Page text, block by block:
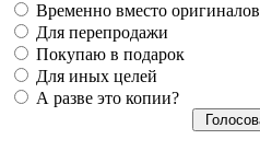
Временно вместо оригиналов
Для перепродажи
Покупаю в подарок
Для иных целей
А разве это копии?